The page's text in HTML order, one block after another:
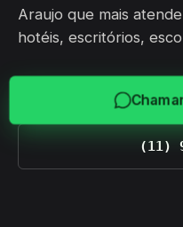
Araujo que mais
hotéis, escritórios,
(11)